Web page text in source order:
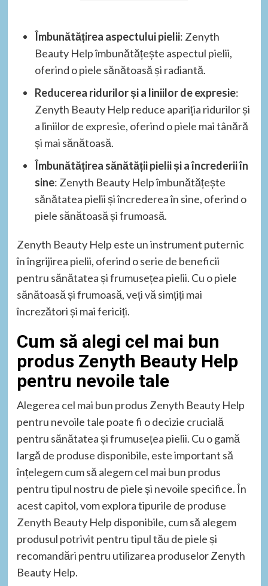
Îmbunătățirea aspectului pielii: Zenyth
Beauty Help îmbunătățește aspectul pielii,
oferind o piele sănătoasă și radiantă.
Reducerea ridurilor și a liniilor de expresie:
Zenyth Beauty Help reduce apariția ridurilor și
a liniilor de expresie, oferind o piele mai tânără
și mai sănătoasă.
Îmbunătățirea sănătății pielii și a încrederii în
sine: Zenyth Beauty Help îmbunătățește
sănătatea pielii și încrederea în sine, oferind o
piele sănătoasă și frumoasă.
Zenyth Beauty Help este un instrument puternic
în îngrijirea pielii, oferind o serie de beneficii
pentru sănătatea și frumusețea pielii. Cu o piele
sănătoasă și frumoasă, veți vă simțiți mai
încrezători și mai fericiți.
Cum să alegi cel mai bun
produs Zenyth Beauty Help
pentru nevoile tale
Alegerea cel mai bun produs Zenyth Beauty Help
pentru nevoile tale poate fi o decizie crucială
pentru sănătatea și frumusețea pielii. Cu o gamă
largă de produse disponibile, este important să
înțelegem cum să alegem cel mai bun produs
pentru tipul nostru de piele și nevoile specifice. În
acest capitol, vom explora tipurile de produse
Zenyth Beauty Help disponibile, cum să alegem
produsul potrivit pentru tipul tău de piele și
recomandări pentru utilizarea produselor Zenyth
Beauty Help.